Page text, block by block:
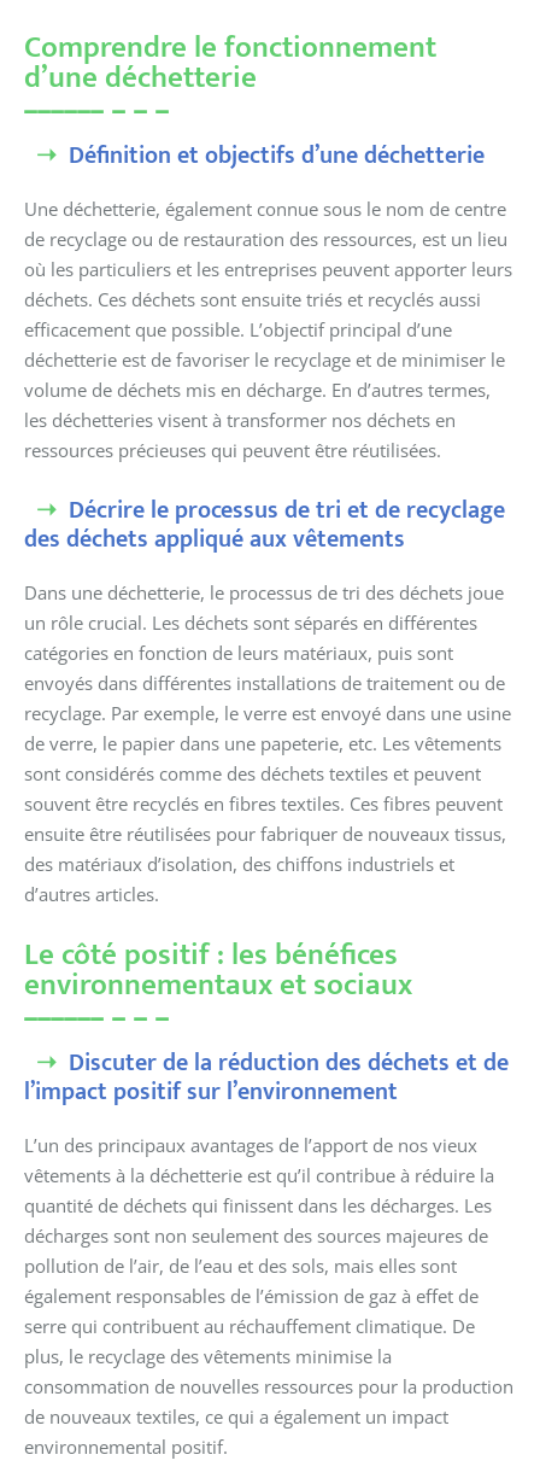
Comprendre le fonctionnement
d’une déchetterie
Définition et objectifs d’une déchetterie
Une déchetterie, également connue sous le nom de centre
de recyclage ou de restauration des ressources, est un lieu
où les particuliers et les entreprises peuvent apporter leurs
déchets. Ces déchets sont ensuite triés et recyclés aussi
efficacement que possible. L’objectif principal d’une
déchetterie est de favoriser le recyclage et de minimiser le
volume de déchets mis en décharge. En d’autres termes,
les déchetteries visent à transformer nos déchets en
ressources précieuses qui peuvent être réutilisées.
Décrire le processus de tri et de recyclage
des déchets appliqué aux vêtements
Dans une déchetterie, le processus de tri des déchets joue
un rôle crucial. Les déchets sont séparés en différentes
catégories en fonction de leurs matériaux, puis sont
envoyés dans différentes installations de traitement ou de
recyclage. Par exemple, le verre est envoyé dans une usine
de verre, le papier dans une papeterie, etc. Les vêtements
sont considérés comme des déchets textiles et peuvent
souvent être recyclés en fibres textiles. Ces fibres peuvent
ensuite être réutilisées pour fabriquer de nouveaux tissus,
des matériaux d’isolation, des chiffons industriels et
d’autres articles.
Le côté positif : les bénéfices
environnementaux et sociaux
Discuter de la réduction des déchets et de
l’impact positif sur l’environnement
L’un des principaux avantages de l’apport de nos vieux
vêtements à la déchetterie est qu’il contribue à réduire la
quantité de déchets qui finissent dans les décharges. Les
décharges sont non seulement des sources majeures de
pollution de l’air, de l’eau et des sols, mais elles sont
également responsables de l’émission de gaz à effet de
serre qui contribuent au réchauffement climatique. De
plus, le recyclage des vêtements minimise la
consommation de nouvelles ressources pour la production
de nouveaux textiles, ce qui a également un impact
environnemental positif.